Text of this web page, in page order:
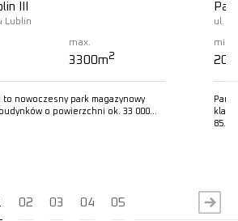
III
Lublin
max.
3300m2
to nowoczesny park magazynowy
o powierzchni ok. 33 000…
ul.
min.
85…
02 03 04 05